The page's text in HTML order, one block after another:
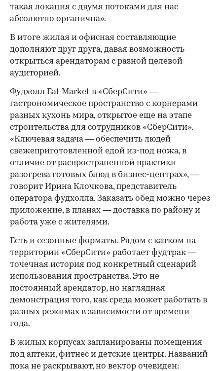
такая локация с двумя потоками для нас
абсолютно органична».
В итоге жилая и офисная составляющие
дополняют друг друга, давая возможность
открыться арендаторам с разной целевой
аудиторией.
Фудхолл Eat Market в «СберСити» —
гастрономическое пространство с корнерами
разных кухонь мира, открытое еще на этапе
строительства для сотрудников «СберСити».
«Ключевая задача — обеспечить людей
свежеприготовленной едой из-под ножа, в
отличие от распространенной практики
разогрева готовых блюд в бизнес-центрах», —
говорит Ирина Клочкова, представитель
оператора фудхолла. Заказать обед можно через
приложение, в планах — доставка по району и
работа уже с жителями.
Есть и сезонные форматы. Рядом с катком на
территории «СберСити» работает фудтрак —
точечная история под конкретный сценарий
использования пространства. Это не
постоянный арендатор, но наглядная
демонстрация того, как среда может работать в
разных режимах в зависимости от времени
года.
В жилых корпусах запланированы помещения
под аптеки, фитнес и детские центры. Названий
пока не раскрывают, но вектор очевиден: